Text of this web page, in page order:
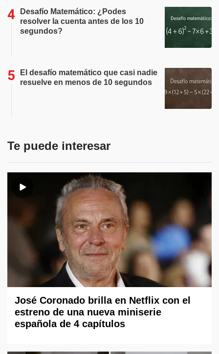
Desafío Matemático: ¿Podes
resolver la cuenta antes de los 10
segundos?
El desafío matemático que casi nadie
resuelve en menos de 10 segundos
Te puede interesar
José Coronado brilla en Netflix con el
estreno de una nueva miniserie
española de 4 capítulos